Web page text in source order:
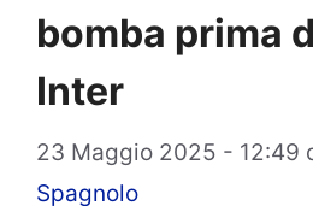
bomba prima
Inter
23 Maggio 2025 - 12:49
Spagnolo